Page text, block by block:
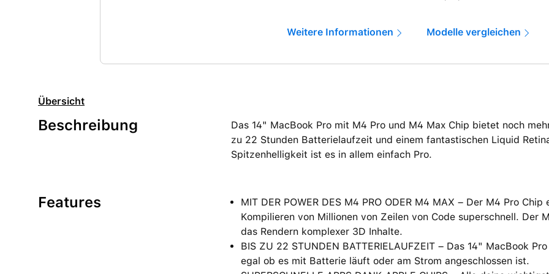
Weitere Informationen Modelle vergleichen
Übersicht
Beschreibung
Das 14" MacBook Pro mit M4 Pro und M4 Max Chip bietet noch
zu 22 Stunden Batterielaufzeit und einem fantastischen Liquid
Spitzenhelligkeit ist es in allem einfach Pro.
Features
MIT DER POWER DES M4 PRO ODER M4 MAX – Der M4 Pro
Kompilieren von Millionen von Zeilen von Code superschnell. Der
das Rendern komplexer 3D Inhalte.
BIS ZU 22 STUNDEN BATTERIELAUFZEIT – Das 14" MacBook
egal ob es mit Batterie läuft oder am Strom angeschlossen ist.